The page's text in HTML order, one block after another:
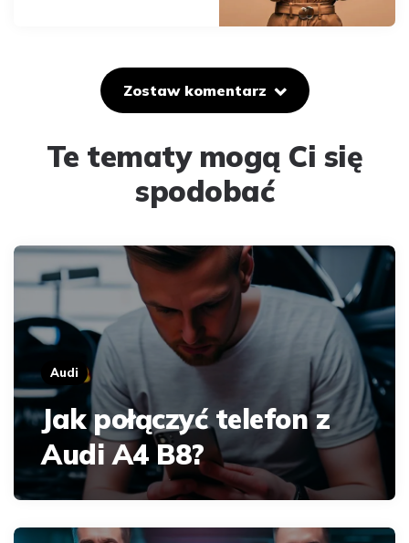
Zostaw komentarz
Te tematy mogą Ci się
spodobać
Audi
Jak połączyć telefon z
Audi A4 B8?